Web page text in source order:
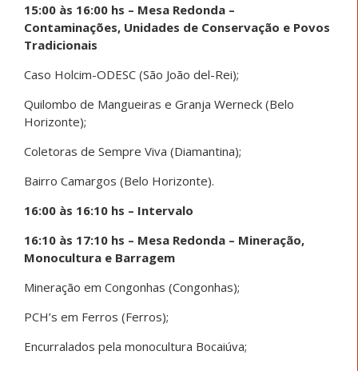
15:00 às 16:00 hs – Mesa Redonda –
Contaminações, Unidades de Conservação e Povos
Tradicionais
Caso Holcim-ODESC (São João del-Rei);
Quilombo de Mangueiras e Granja Werneck (Belo
Horizonte);
Coletoras de Sempre Viva (Diamantina);
Bairro Camargos (Belo Horizonte).
16:00 às 16:10 hs – Intervalo
16:10 às 17:10 hs – Mesa Redonda – Mineração,
Monocultura e Barragem
Mineração em Congonhas (Congonhas);
PCH’s em Ferros (Ferros);
Encurralados pela monocultura Bocaiúva;